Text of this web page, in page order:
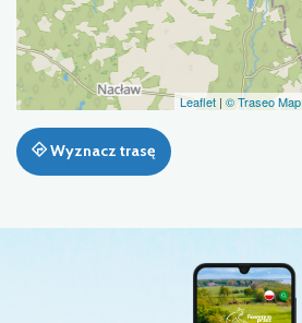
Leaflet | © Traseo Map
Wyznacz trasę